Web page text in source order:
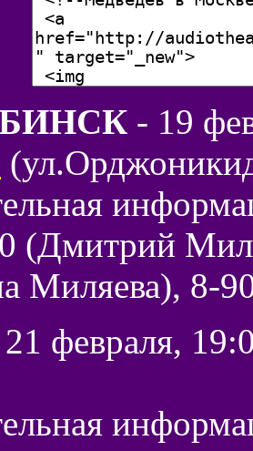
- 19
(Дмитрий
Миляева), 8-
февраля,